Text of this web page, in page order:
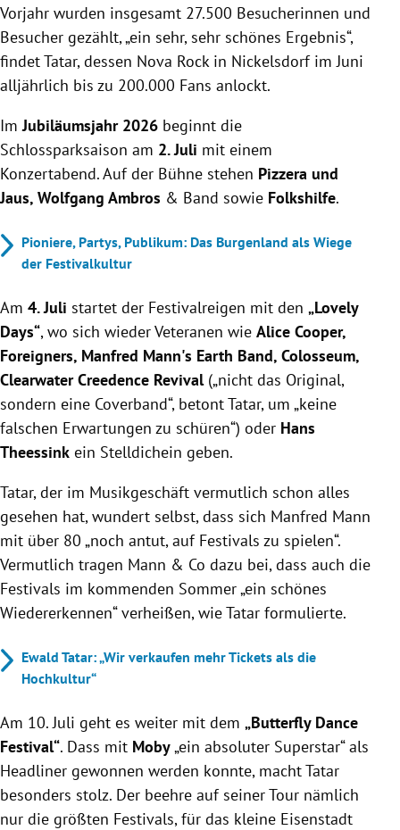
Vorjahr wurden insgesamt 27.500 Besucherinnen und
Besucher gezählt, „ein sehr, sehr schönes Ergebnis“,
findet Tatar, dessen Nova Rock in Nickelsdorf im Juni
alljährlich bis zu 200.000 Fans anlockt.
ImJubiläumsjahr 2026 beginnt die
Schlossparksaison am 2. Juli mit einem
Konzertabend. Auf der Bühne stehen Pizzera und
Jaus, Wolfgang Ambros & Band sowie Folkshilfe.
Pioniere, Partys, Publikum: Das Burgenland als Wiege
der Festivalkultur
Am 4. Juli startet der Festivalreigen mit den „Lovely
Days“, wo sich wieder Veteranen wie Alice Cooper,
Foreigners, Manfred Mann's Earth Band, Colosseum,
Clearwater Creedence Revival(„nicht das Original,
sondern eine Coverband“, betont Tatar, um „keine
falschen Erwartungen zu schüren“) oder Hans
Theessink ein Stelldichein geben.
Tatar, der im Musikgeschäft vermutlich schon alles
gesehen hat, wundert selbst, dass sich Manfred Mann
mit über 80 „noch antut, auf Festivals zu spielen“.
Vermutlich tragen Mann & Co dazu bei, dass auch die
Festivals im kommenden Sommer „ein schönes
Wiedererkennen“ verheißen, wie Tatar formulierte.
Ewald Tatar: „Wir verkaufen mehr Tickets als die
Hochkultur“
Am 10. Juli geht es weiter mit dem „Butterfly Dance
Festival“. Dass mit Moby„ein absoluter Superstar“ als
Headliner gewonnen werden konnte, macht Tatar
besonders stolz. Der beehre auf seiner Tour nämlich
nur die größten Festivals, für das kleine Eisenstadt